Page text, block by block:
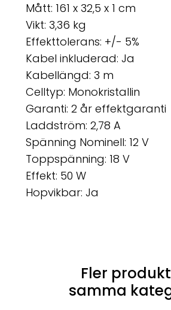
Mått: 161 x 32,5 x 1 cm
Vikt: 3,36 kg
Effekttolerans: +/- 5%
Kabel inkluderad: Ja
Kabellängd: 3 m
Celltyp: Monokristallin
Garanti: 2 år effektgaranti
Laddström: 2,78 A
Spänning Nominell: 12 V
Toppspänning: 18 V
Effekt: 50 W
Hopvikbar: Ja
Fler
samma